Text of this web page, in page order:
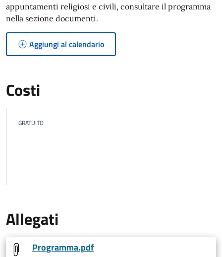
appuntamenti religiosi e civili, consultare il programma
nella sezione documenti.
Aggiungi al calendario
Costi
GRATUITO
Allegati
Programma.pdf